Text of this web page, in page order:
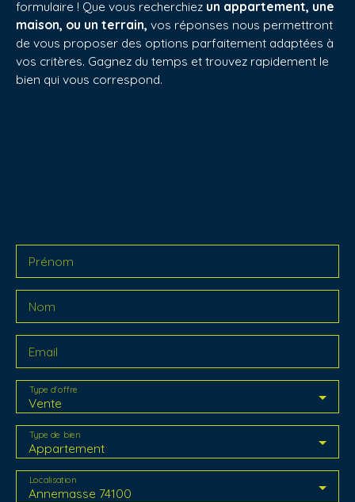
formulaire ! Que vous recherchiez un appartement, une
maison, ou un terrain, vos réponses nous permettront
de vous proposer des options parfaitement adaptées à
vos critères. Gagnez du temps et trouvez rapidement le
bien qui vous correspond.
Prénom
Nom
Email
Vente
Type d'offre
Appartement
Type de bien
Annemasse 74100
Localisation